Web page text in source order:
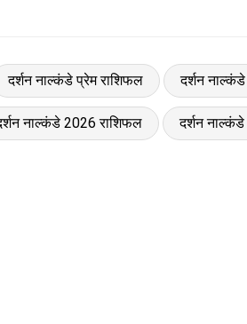
दर्शन नाल्कंडे प्रेम राशिफल दर्शन
नाल्कंडे 2026 राशिफल दर्शन नाल्कंडे